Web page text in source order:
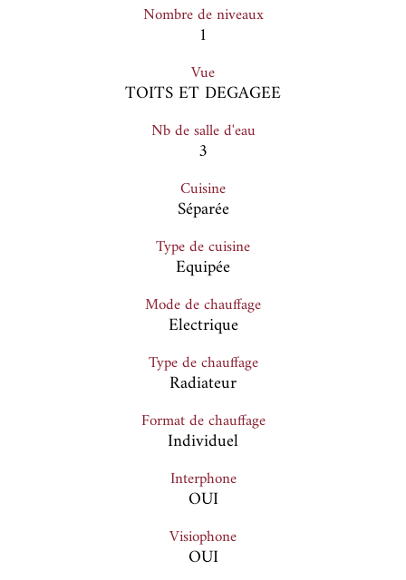
Nombre de niveaux
1
Vue
TOITS ET DEGAGEE
Nb de salle d'eau
3
Cuisine
Séparée
Type de cuisine
Equipée
Mode de chauffage
Electrique
Type de chauffage
Radiateur
Format de chauffage
Individuel
Interphone
OUI
Visiophone
OUI